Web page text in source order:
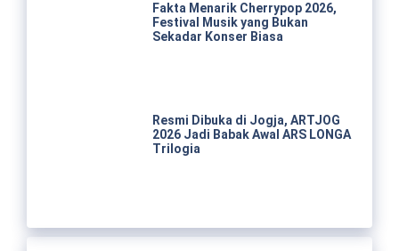
Fakta Menarik Cherrypop 2026,
Festival Musik yang Bukan
Sekadar Konser Biasa
Resmi Dibuka di Jogja, ARTJOG
2026 Jadi Babak Awal ARS LONGA
Trilogia